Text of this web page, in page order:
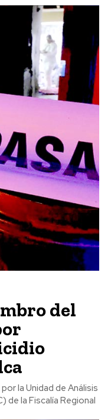
del
la Unidad de Análisis
de la Fiscalía Regional